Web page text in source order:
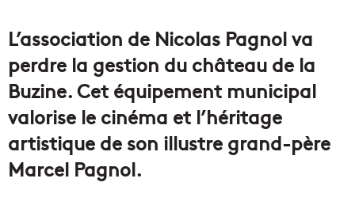
L’association de Nicolas Pagnol va
perdre la gestion du château de la
Buzine. Cet équipement municipal
valorise le cinéma et l’héritage
artistique de son illustre grand-père
Marcel Pagnol.